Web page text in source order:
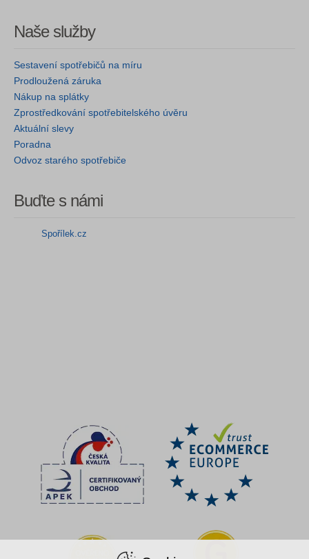
Naše služby
Sestavení spotřebičů na míru
Prodloužená záruka
Nákup na splátky
Zprostředkování spotřebitelského úvěru
Aktuální slevy
Poradna
Odvoz starého spotřebiče
Buďte s námi
Spořílek.cz